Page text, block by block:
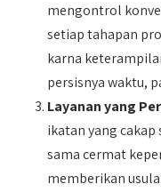
mengontrol
setiap tahapan
karna
persisnya waktu,
Layanan yang
ikatan yang
sama cermat
memberikan